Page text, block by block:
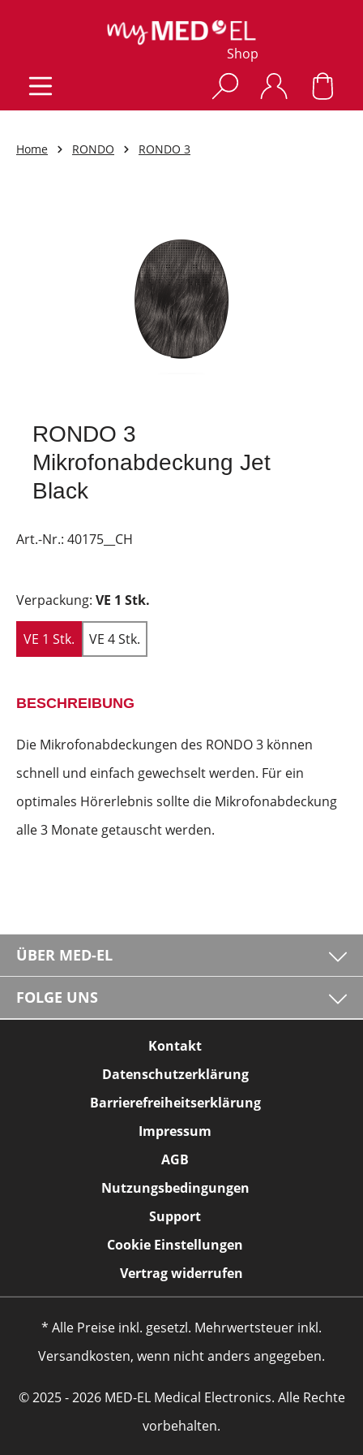
Shop
Home RONDO RONDO 3
RONDO 3
Mikrofonabdeckung Jet
Black
Art.-Nr.: 40175__CH
Verpackung: VE 1 Stk.
VE 1 Stk. VE 4 Stk.
BESCHREIBUNG
Die Mikrofonabdeckungen des RONDO 3 können
schnell und einfach gewechselt werden. Für ein
optimales Hörerlebnis sollte die Mikrofonabdeckung
alle 3 Monate getauscht werden.
ÜBER MED-EL
FOLGE UNS
Kontakt
Datenschutzerklärung
Barrierefreiheitserklärung
Impressum
AGB
Nutzungsbedingungen
Support
Cookie Einstellungen
Vertrag widerrufen
* Alle Preise inkl. gesetzl. Mehrwertsteuer inkl.
Versandkosten, wenn nicht anders angegeben.
© 2025 - 2026 MED-EL Medical Electronics. Alle Rechte
vorbehalten.